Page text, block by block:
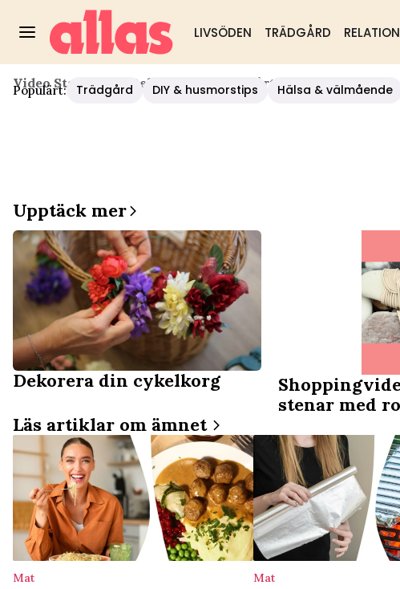
LIVSÖDEN TRÄDGÅRD
Populärt: Trädgård DIY & husmorstips Hälsa & välmående
Video Start / Mat Dekorera Smörgåstårta
Upptäck mer
Dekorera din cykelkorg
stenar med
Läs artiklar om ämnet
Mat Mat